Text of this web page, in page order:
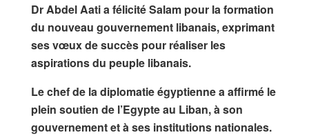
Dr Abdel Aati a félicité Salam pour la formation
du nouveau gouvernement libanais, exprimant
ses vœux de succès pour réaliser les
aspirations du peuple libanais.
Le chef de la diplomatie égyptienne a affirmé le
plein soutien de l’Egypte au Liban, à son
gouvernement et à ses institutions nationales.